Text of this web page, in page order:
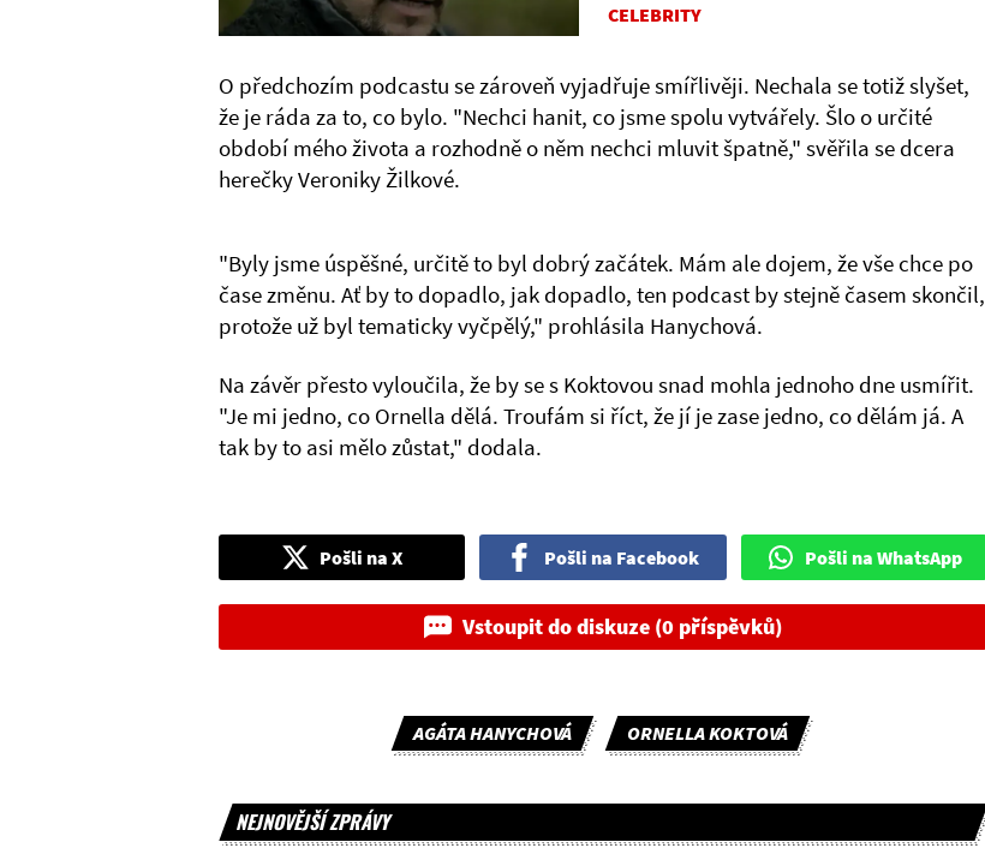
CELEBRITY
O předchozím podcastu se zároveň vyjadřuje smířlivěji. Nechala se totiž slyšet,
že je ráda za to, co bylo. "Nechci hanit, co jsme spolu vytvářely. Šlo o určité
období mého života a rozhodně o něm nechci mluvit špatně," svěřila se dcera
herečky Veroniky Žilkové.
"Byly jsme úspěšné, určitě to byl dobrý začátek. Mám ale dojem, že vše chce po
čase změnu. Ať by to dopadlo, jak dopadlo, ten podcast by stejně časem skončil,
protože už byl tematicky vyčpělý," prohlásila Hanychová.
Na závěr přesto vyloučila, že by se s Koktovou snad mohla jednoho dne usmířit.
"Je mi jedno, co Ornella dělá. Troufám si říct, že jí je zase jedno, co dělám já. A
tak by to asi mělo zůstat," dodala.
Pošli na X Pošli na Facebook Pošli na WhatsApp
Vstoupit do diskuze (0 příspěvků)
AGÁTA HANYCHOVÁ ORNELLA KOKTOVÁ
NEJNOVĚJŠÍ ZPRÁVY